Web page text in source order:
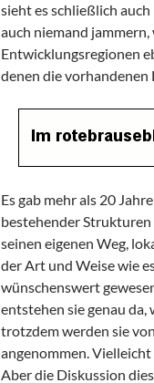
sieht es schließlich
auch niemand
Entwicklungsregionen
denen die
Es gab mehr als 20
bestehender Strukturen
seinen eigenen Weg,
der Art und Weise wie
wünschenswert
entstehen sie genau
trotzdem werden sie
angenommen.
Aber die Diskussion